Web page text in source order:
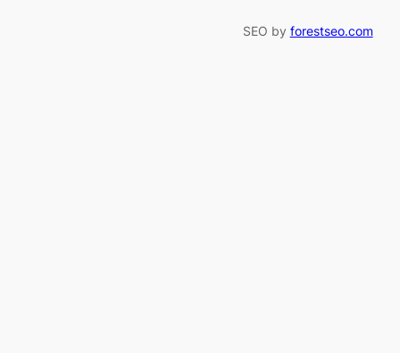
SEO by forestseo.com